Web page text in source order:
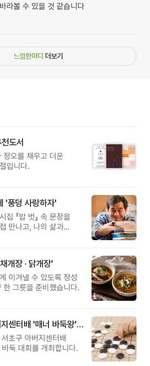
라볼 수 있을 것 같습니다
느낌한마디 더보기
도서
정오를 채우고 더운
입니다.
'풍덩 사랑하자'
집 『밥 벗』 속 문장을
만나고, 나의 삶과
개장 · 닭개장'
이겨낼 수 있도록 정성
한 그릇을 준비했습니다.
제3회 서초구 아버지센터배 '매너 바둑왕' 대회
초구 아버지센터배
둑 대회를 개최합니다.